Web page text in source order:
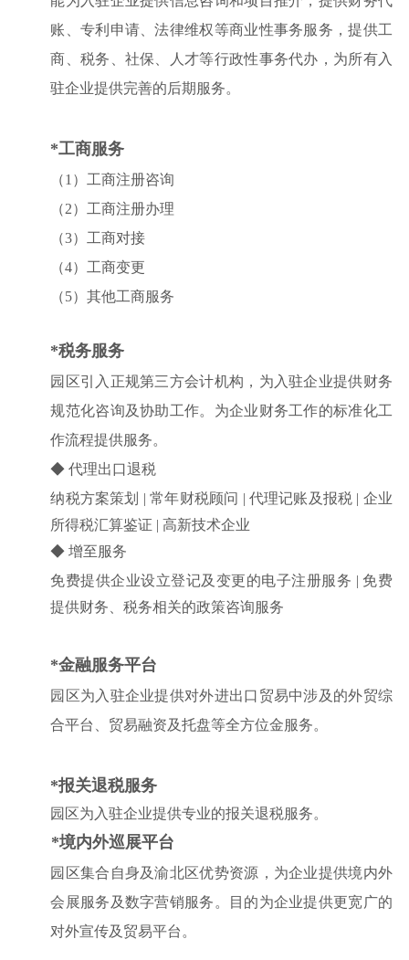
账、专利申请、法律维权等商业性事务服务，提供工
商、税务、社保、人才等行政性事务代办， 为所有入
驻企业提供完善的后期服务。
*工商服务
（1）工商注册咨询
（2）工商注册办理
（3）工商对接
（4）工商变更
（5）其他工商服务
*税务服务
园区引入正规第三方会计机构，为入驻企业提供财务
规范化咨询及协助工作。为企业财务工作的标准化工
作流程提供服务。
◆ 代理出口退税
纳税方案策划 |常年财税顾问 | 代理记账及报税 | 企业
所得税汇算鉴证 |高新技术企业
◆ 增至服务
免费提供企业设立登记及变更的电子注册服务 | 免费
提供财务、税务相关的政策咨询服务
*金融服务平台
园区为入驻企业提供对外进出口贸易中涉及的外贸综
合平台、贸易融资及托盘等全方位金服务。
*报关退税服务
园区为入驻企业提供专业的报关退税服务。
*境内外巡展平台
园区集合自身及渝北区优势资源，为企业提供境内外
会展服务及数字营销服务。目的为企业提供更宽广的
对外宣传及贸易平台。